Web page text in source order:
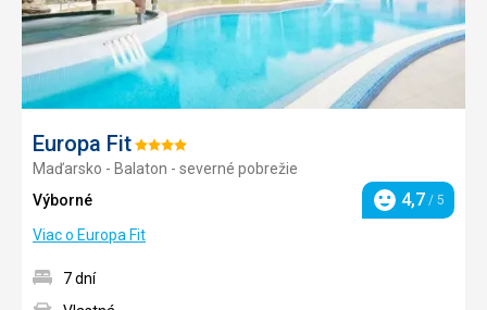
Europa FitHodnotenie:
4/5
Maďarsko - Balaton - severné pobrežie
Výborné
Hodnotenie
4,7 / 5
Viac o Europa Fit
7 dní